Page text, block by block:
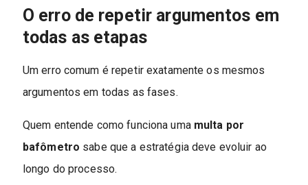
O erro de repetir argumentos em
todas as etapas
Um erro comum é repetir exatamente os mesmos
argumentos em todas as fases.
Quem entende como funciona uma multa por
bafômetro sabe que a estratégia deve evoluir ao
longo do processo.